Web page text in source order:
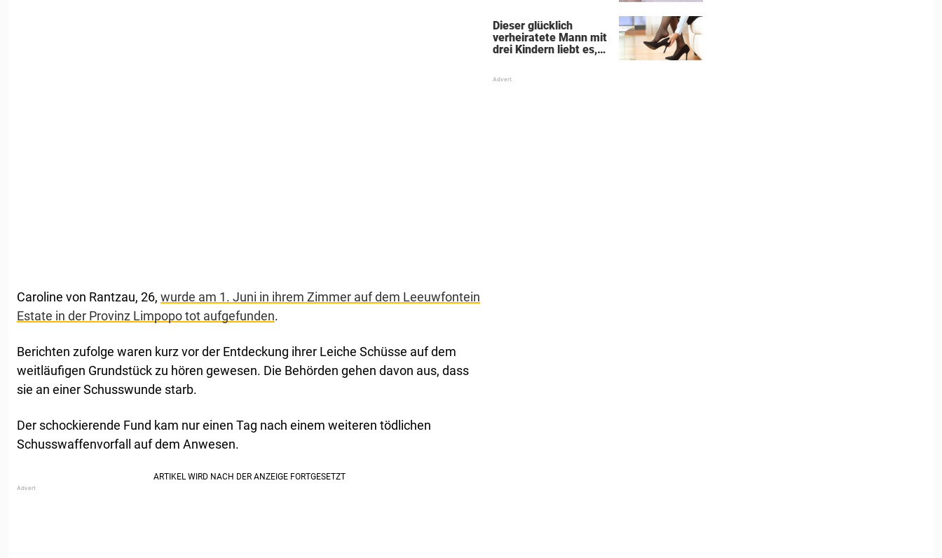
Caroline von Rantzau, 26, wurde am 1. Juni in ihrem Zimmer auf dem Leeuwfontein
Estate in der Provinz Limpopo tot aufgefunden.
Berichten zufolge waren kurz vor der Entdeckung ihrer Leiche Schüsse auf dem
weitläufigen Grundstück zu hören gewesen. Die Behörden gehen davon aus, dass
sie an einer Schusswunde starb.
Der schockierende Fund kam nur einen Tag nach einem weiteren tödlichen
Schusswaffenvorfall auf dem Anwesen.
Dieser glücklich
verheiratete Mann mit
drei Kindern liebt es,